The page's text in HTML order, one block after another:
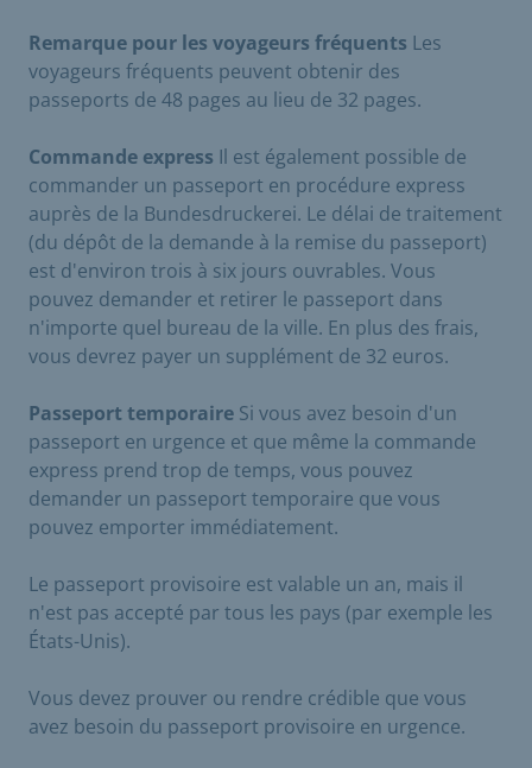
Remarque pour les voyageurs fréquents Les
voyageurs fréquents peuvent obtenir des
passeports de 48 pages au lieu de 32 pages.
Commande express Il est également possible de
commander un passeport en procédure express
auprès de la Bundesdruckerei. Le délai de traitement
(du dépôt de la demande à la remise du passeport)
est d'environ trois à six jours ouvrables. Vous
pouvez demander et retirer le passeport dans
n'importe quel bureau de la ville. En plus des frais,
vous devrez payer un supplément de 32 euros.
Passeport temporaire Si vous avez besoin d'un
passeport en urgence et que même la commande
express prend trop de temps, vous pouvez
demander un passeport temporaire que vous
pouvez emporter immédiatement.
Le passeport provisoire est valable un an, mais il
n'est pas accepté par tous les pays (par exemple les
États-Unis).
Vous devez prouver ou rendre crédible que vous
avez besoin du passeport provisoire en urgence.